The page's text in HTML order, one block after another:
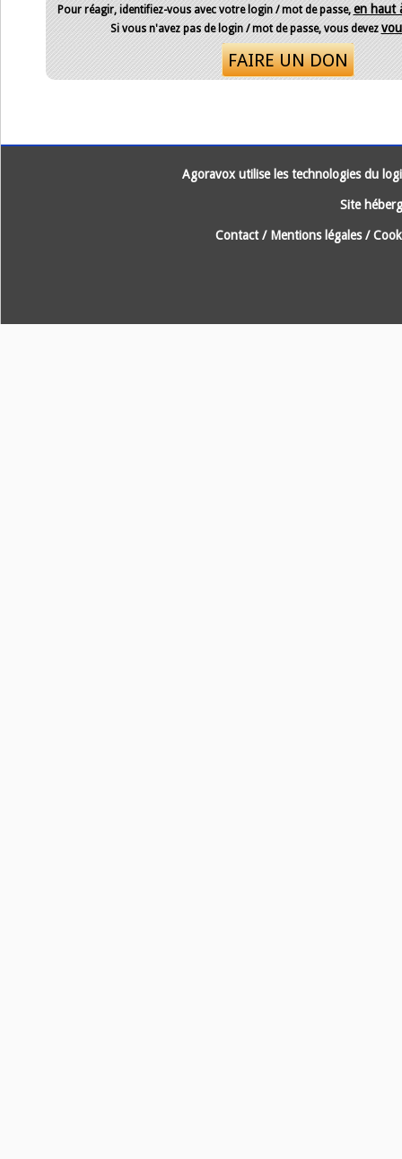
Pour réagir, identifiez-vous avec votre login / mot de passe,en haut
Si vous n'avez pas de login / mot de passe, vous devez
FAIRE UN DON
Agoravox utilise les technologies du
Site
Contact/ Mentions légales/